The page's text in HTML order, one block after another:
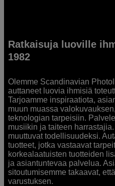
Ratkaisuja luoville
1982
Olemme Scandinavian
auttaneet luovia ihmisiä
Tarjoamme inspiraatiota,
muun muassa
teknologian tarpeisiin.
musiikin ja taiteen
muuttuvat todellisuudeksi.
tuotteet, jotka vastaavat
korkealaatuisten tuotteiden
ja asiantuntevaa palvelua.
sitoutumisemme takaavat,
varustuksen.